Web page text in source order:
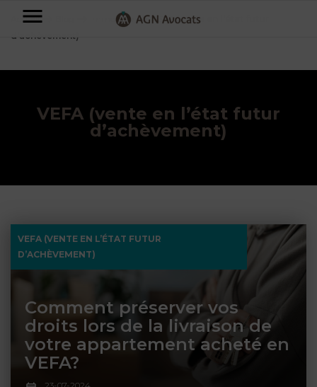
FAMILIALES
FISCALITÉ
DROIT
DU
TRAVAIL
RESPONSABILITÉ
DE
COMPÉTENCE
CRÉATION
D’ENTREPRISES
CONTRATS &
CONSOMMATION
DROIT
Plus
AGN
DUBAÏ
AGN
AVOCATS
SERVICE
propos
NOUS
CONNAÎTRE
EQUIPE
Blog
Nos
Accueil⟶ Immobilier ⟶ VEFA (vente en l’état futur
d’achèvement)
VEFA (vente en l’état futur
d’achèvement)
VEFA (VENTE EN L’ÉTAT FUTUR
D’ACHÈVEMENT)
Comment préserver vos
droits lors de la livraison de
votre appartement acheté en
VEFA?